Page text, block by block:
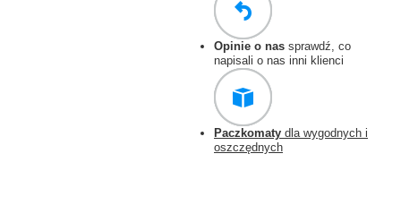
Opinie o nas sprawdź, co
napisali o nas inni klienci
Paczkomaty dla wygodnych i
oszczędnych